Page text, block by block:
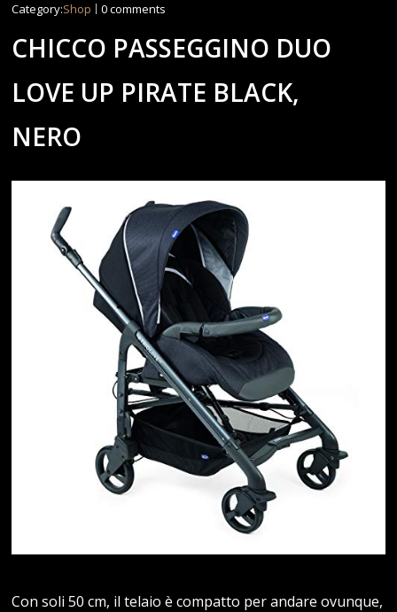
Category:Shop 0 comments
CHICCO PASSEGGINO DUO
LOVE UP PIRATE BLACK,
NERO
Con soli 50 cm, il telaio è compatto per andare ovunque,